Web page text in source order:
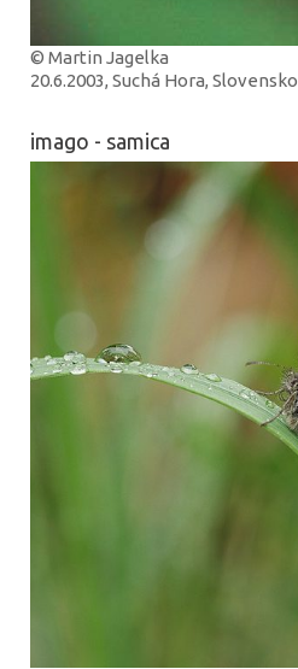
© Martin Jagelka
20.6.2003, Suchá Hora, Slovensko
imago - samica